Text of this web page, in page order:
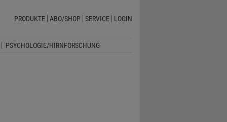
PRODUKTE ABO/SHOP SERVICE LOGIN
PSYCHOLOGIE/HIRNFORSCHUNG